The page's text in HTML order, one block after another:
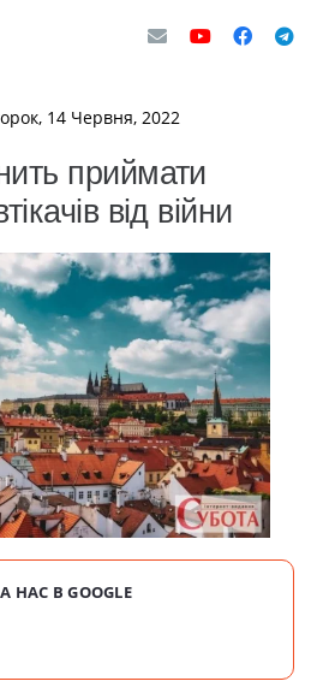
14 Червня, 2022
приймати
від війни
В GOOGLE